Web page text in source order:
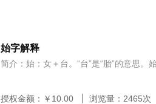
始字解释
简介：始：女＋台。“台”是“胎”的意思。
授权金额：￥ 10.00 浏览量： 2465次